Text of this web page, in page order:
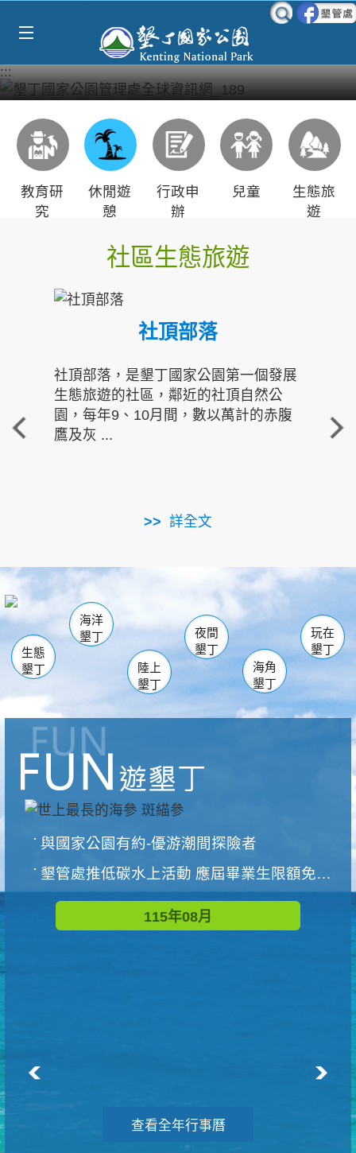
:::
教育研
究
休閒遊
憩
行政申
辦
兒童
生態旅
遊
社區生態旅遊
社頂部落
社頂部落，是墾丁國家公園第一個發展
生態旅遊的社區，鄰近的社頂自然公
園，每年9、10月間，數以萬計的赤腹
鷹及灰 ...
詳全文
重
走進
南仁湖
海生館
恆春 佳樂水
龍鑾潭自然中心 森林遊樂區
瓊麻館
關山 墾管處遊客中心
社頂公園 風吹沙
船帆石
白砂 龍磐公園
香蕉灣
砂島
鵝鑾鼻
生態
墾丁
海洋
墾丁
陸上
墾丁
夜間
墾丁
海角
墾丁
玩在
墾丁
與國家公園有約-優游潮間探險者
墾管處推低碳水上活動 應屆畢業生限額免費參加
115年08月
查看全年行事曆